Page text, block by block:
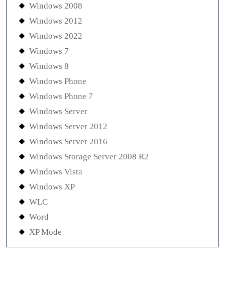
Windows 2008
Windows 2012
Windows 2022
Windows 7
Windows 8
Windows Phone
Windows Phone 7
Windows Server
Windows Server 2012
Windows Server 2016
Windows Storage Server 2008 R2
Windows Vista
Windows XP
WLC
Word
XP Mode